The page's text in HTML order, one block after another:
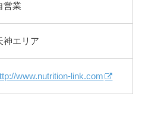
営業
神エリア
www.nutrition-link.com